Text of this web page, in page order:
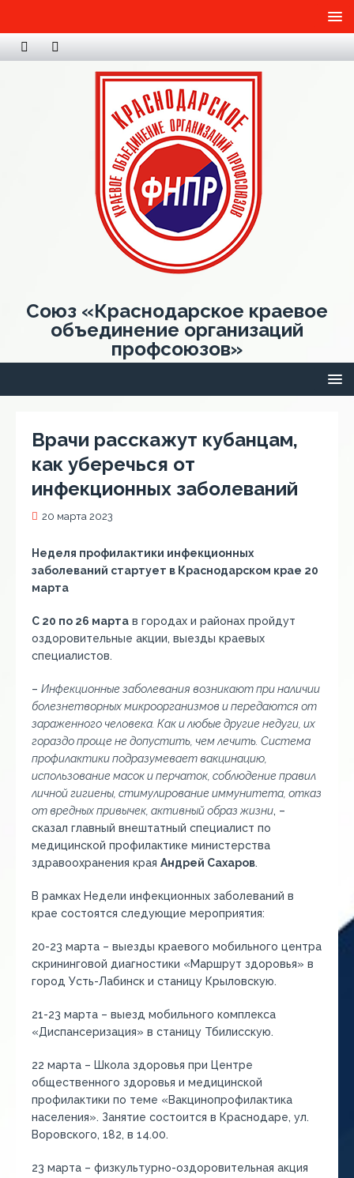
Союз «Краснодарское краевое
объединение организаций
профсоюзов»
Врачи расскажут кубанцам,
как уберечься от
инфекционных заболеваний
20 марта 2023
Неделя профилактики инфекционных
заболеваний стартует в Краснодарском крае 20
марта
С 20 по 26 марта в городах и районах пройдут
оздоровительные акции, выезды краевых
специалистов.
– Инфекционные заболевания возникают при наличии
болезнетворных микроорганизмов и передаются от
зараженного человека. Как и любые другие недуги, их
гораздо проще не допустить, чем лечить. Система
профилактики подразумевает вакцинацию,
использование масок и перчаток, соблюдение правил
личной гигиены, стимулирование иммунитета, отказ
от вредных привычек, активный образ жизни, –
сказал главный внештатный специалист по
медицинской профилактике министерства
здравоохранения края Андрей Сахаров.
В рамках Недели инфекционных заболеваний в
крае состоятся следующие мероприятия:
20-23 марта – выезды краевого мобильного центра
скрининговой диагностики «Маршрут здоровья» в
город Усть-Лабинск и станицу Крыловскую.
21-23 марта – выезд мобильного комплекса
«Диспансеризация» в станицу Тбилисскую.
22 марта – Школа здоровья при Центре
общественного здоровья и медицинской
профилактики по теме «Вакцинопрофилактика
населения». Занятие состоится в Краснодаре, ул.
Воровского, 182, в 14.00.
23 марта – физкультурно-оздоровительная акция